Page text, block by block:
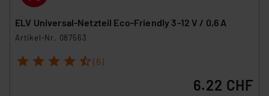
Impressum|Datenschutzerklärung
ELV Universal-Netzteil Eco-Friendly 3-12 V / 0,6 A
Artikel-Nr. 087563
1 2 3 4 5 (6)
6.22 CHF